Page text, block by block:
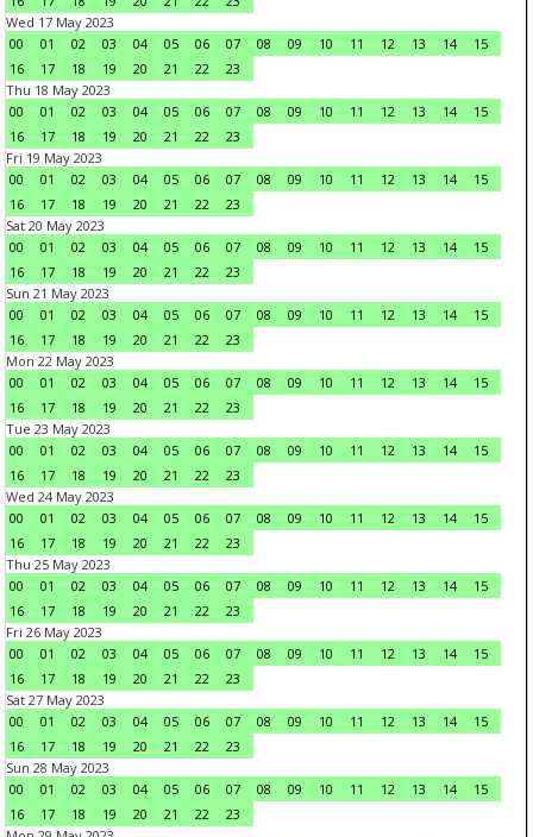
Wed 17 May 2023
00
01 02 03 04 05 06 07 08 09 10 11 12 13 14
15
16
17 18 19 20 21 22
23
Thu 18 May 2023
00
01 02 03 04 05 06 07 08 09 10 11 12 13 14
15
16
17 18 19 20 21 22
23
Fri 19 May 2023
00
01 02 03 04 05 06 07 08 09 10 11 12 13 14
15
16
17 18 19 20 21 22
23
Sat 20 May 2023
00
01 02 03 04 05 06 07 08 09 10 11 12 13 14
15
16
17 18 19 20 21 22
23
Sun 21 May 2023
00
01 02 03 04 05 06 07 08 09 10 11 12 13 14
15
16
17 18 19 20 21 22
23
Mon 22 May 2023
00
01 02 03 04 05 06 07 08 09 10 11 12 13 14
15
16
17 18 19 20 21 22
23
Tue 23 May 2023
00
01 02 03 04 05 06 07 08 09 10 11 12 13 14
15
16
17 18 19 20 21 22
23
Wed 24 May 2023
00
01 02 03 04 05 06 07 08 09 10 11 12 13 14
15
16
17 18 19 20 21 22
23
Thu 25 May 2023
00
01 02 03 04 05 06 07 08 09 10 11 12 13 14
15
16
17 18 19 20 21 22
23
Fri 26 May 2023
00
01 02 03 04 05 06 07 08 09 10 11 12 13 14
15
16
17 18 19 20 21 22
23
Sat 27 May 2023
00
01 02 03 04 05 06 07 08 09 10 11 12 13 14
15
16
17 18 19 20 21 22
23
Sun 28 May 2023
00
01 02 03 04 05 06 07 08 09 10 11 12 13 14
15
16
17 18 19 20 21 22
23